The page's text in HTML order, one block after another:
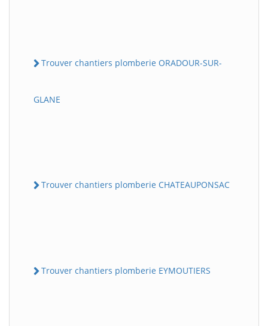
Trouver chantiers plomberie ORADOUR-SUR-
GLANE
Trouver chantiers plomberie CHATEAUPONSAC
Trouver chantiers plomberie EYMOUTIERS